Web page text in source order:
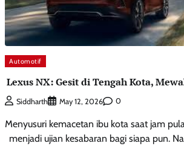
Automotif
Lexus NX: Gesit di Tengah Kota,
Siddharth May 12, 2026 0
Menyusuri kemacetan ibu kota saat jam
menjadi ujian kesabaran bagi siapa pun.